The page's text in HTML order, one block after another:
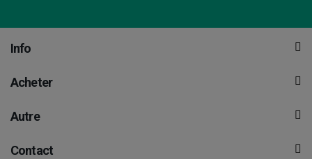
Info
Acheter
Autre
Contact